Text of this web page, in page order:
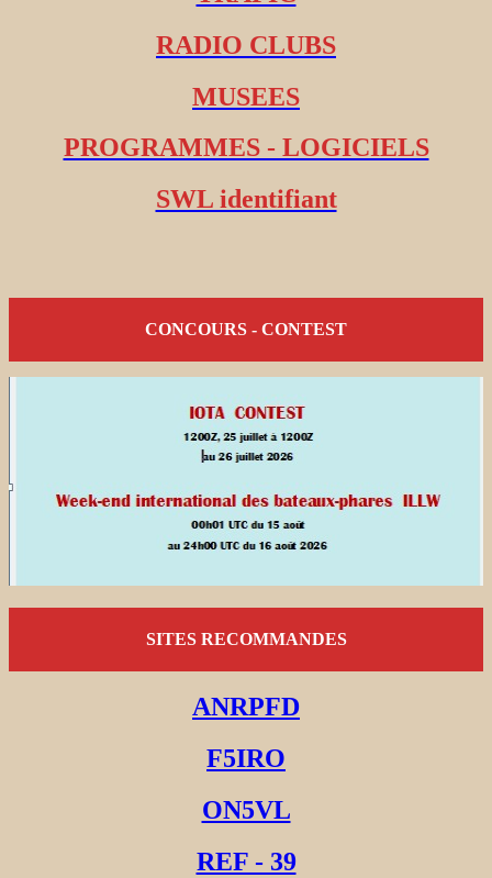
RADIO CLUBS
MUSEES
PROGRAMMES - LOGICIELS
SWL identifiant
CONCOURS - CONTEST
SITES RECOMMANDES
ANRPFD
F5IRO
ON5VL
REF - 39